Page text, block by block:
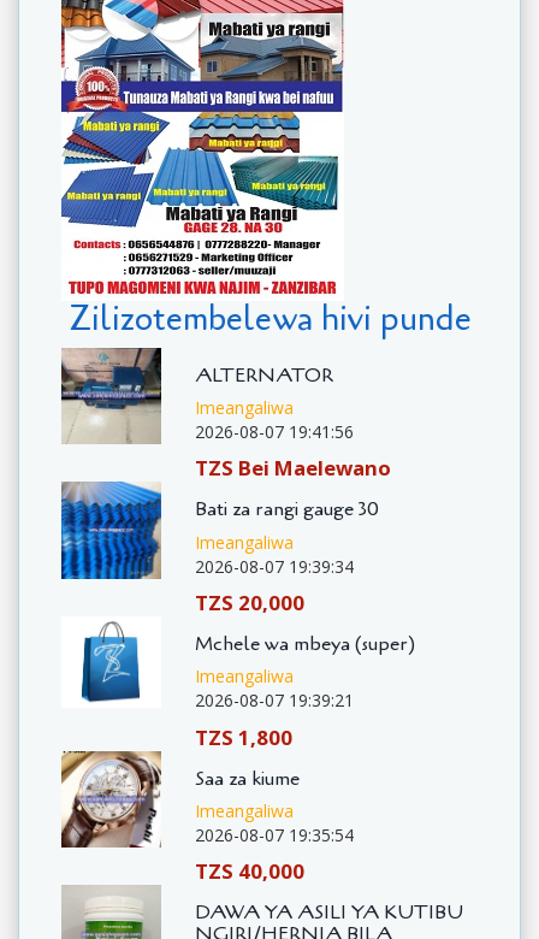
Zilizotembelewa hivi punde
ALTERNATOR
Imeangaliwa
2026-08-07 19:41:56
TZS Bei Maelewano
Bati za rangi gauge 30
Imeangaliwa
2026-08-07 19:39:34
TZS 20,000
Mchele wa mbeya (super)
Imeangaliwa
2026-08-07 19:39:21
TZS 1,800
Saa za kiume
Imeangaliwa
2026-08-07 19:35:54
TZS 40,000
DAWA YA ASILI YA KUTIBU